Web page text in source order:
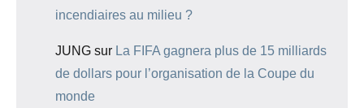
incendiaires au milieu ?
JUNG sur La FIFA gagnera plus de 15 milliards
de dollars pour l’organisation de la Coupe du
monde